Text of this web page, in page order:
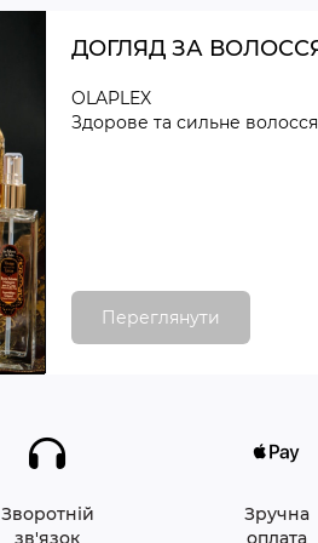
ДОГЛЯД ЗА
OLAPLEX
Здорове та сильне волосся
Переглянути
Зворотній
зв'язок
Зручна
оплата